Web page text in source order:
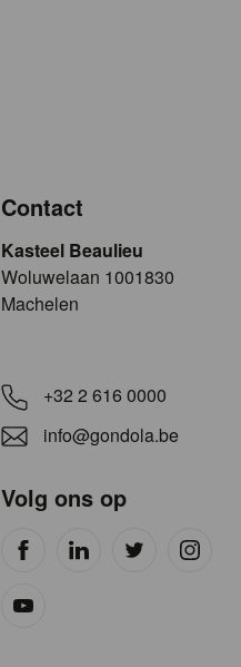
Contact
Kasteel Beaulieu
​​​Woluwelaan 1001830
Machelen
+32 2 616 0000
info@gondola.be
Volg ons op